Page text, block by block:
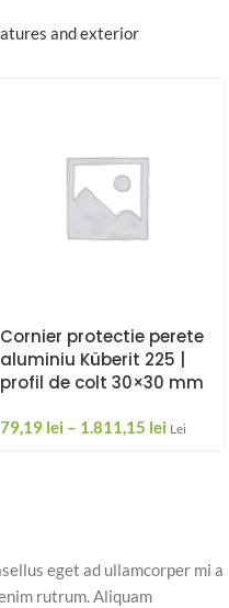
Cornier protectie perete
aluminiu Küberit 225 |
profil de colt 30×30 mm
79,19 lei – 1.811,15 lei Lei
eget ad ullamcorper mi a
rutrum. Aliquam